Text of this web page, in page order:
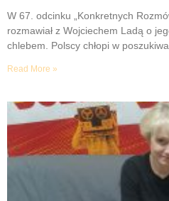
W 67. odcinku „Konkretnych
rozmawiał z Wojciechem Ladą o
chlebem. Polscy chłopi w
Read More »